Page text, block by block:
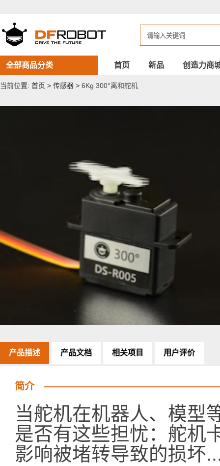
和
舵
机
全部商品分类 首页 新品 创造力商
当前位置: 首页 > 传感器 > 6Kg 300°离和舵机
产品描述 产品文档 相关项目 用户评价
简介
当舵机在机器人、模型
是否有这些担忧：舵机
影响被堵转导致的损坏